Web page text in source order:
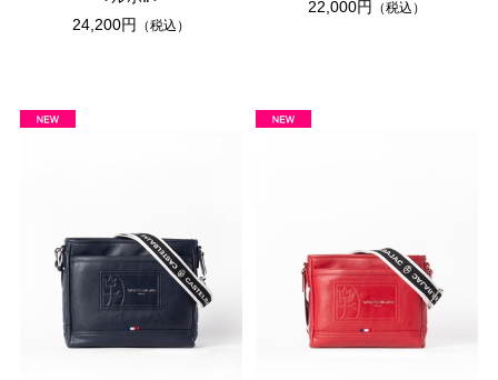
24,200円
（税込）
22,000円 （税込）